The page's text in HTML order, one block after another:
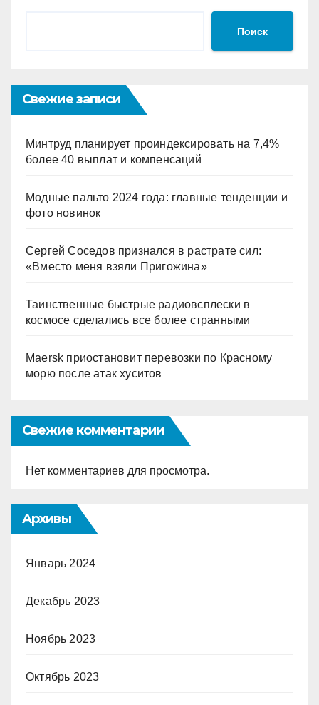
Поиск
Свежие записи
Минтруд планирует проиндексировать на 7,4%
более 40 выплат и компенсаций
Модные пальто 2024 года: главные тенденции и
фото новинок
Сергей Соседов признался в растрате сил:
«Вместо меня взяли Пригожина»
Таинственные быстрые радиовсплески в
космосе сделались все более странными
Maersk приостановит перевозки по Красному
морю после атак хуситов
Свежие комментарии
Нет комментариев для просмотра.
Архивы
Январь 2024
Декабрь 2023
Ноябрь 2023
Октябрь 2023